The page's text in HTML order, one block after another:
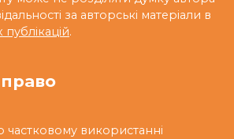
за авторські матеріали в
публікацій.
використанні